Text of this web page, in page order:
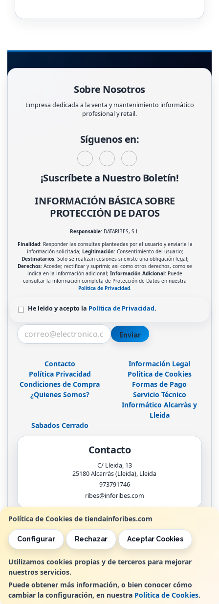
Política de Cookies de tiendainforibes.com
Configurar Rechazar Aceptar Cookies
Utilizamos cookies propias y de terceros para mejorar
nuestros servicios.
Puede obtener más información, o bien conocer cómo
cambiar la configuración, en nuestra Política de Cookies.
Sobre Nosotros
Empresa dedicada a la venta y mantenimiento informàtico
profesional y retail.
Síguenos en:
¡Suscríbete a Nuestro Boletín!
INFORMACIÓN BÁSICA SOBRE
PROTECCIÓN DE DATOS
Responsable: DATARIBES, S.L.
Finalidad: Responder las consultas planteadas por el usuario y enviarle la
información solicitada; Legitimación: Consentimiento del usuario;
Destinatarios: Solo se realizan cesiones si existe una obligación legal;
Derechos: Acceder, rectificar y suprimir, así como otros derechos, como se
indica en la información adicional;Información Adicional: Puede
consultar la información completa de Protección de Datos en nuestra
Política de Privacidad
He leído y acepto la Política de Privacidad.
Enviar
Contacto
Información Legal
Política Privacidad
Política de Cookies
Condiciones de Compra
Formas de Pago
¿Quienes Somos?
Servicio Técnico
Informático Alcarràs y
Lleida
Sabados Cerrado
Contacto
C/ Lleida, 13
25180Alcarràs (Lleida), Lleida
973791746
ribes@inforibes.com
Horario
de 9:00am - 13:30am / 17:00pm - 20:00pm
, , , , España. - C.I.F.: B25362799 - Tfno: